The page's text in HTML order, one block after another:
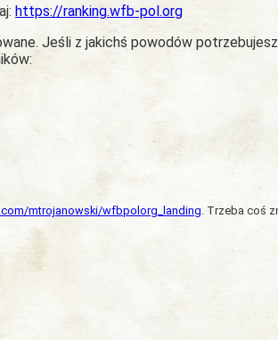
https://ranking.wfb-pol.org
Jeśli z jakichś powodów
mtrojanowski/wfbpolorg_landing . Trzeba coś